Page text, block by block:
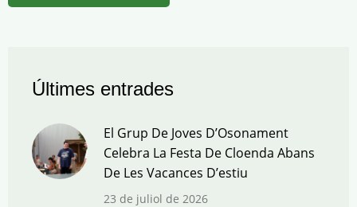
Últimes entrades
El Grup De Joves D’Osonament
Celebra La Festa De Cloenda Abans
De Les Vacances D’estiu
23 de juliol de 2026